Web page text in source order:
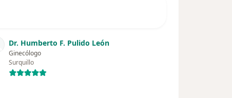
Dr. Humberto F. Pulido León
Ginecólogo
Surquillo